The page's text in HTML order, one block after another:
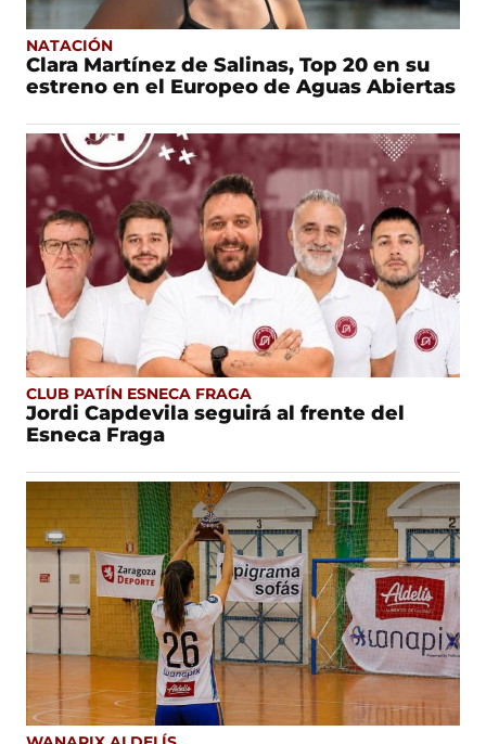
NATACIÓN
Clara Martínez de Salinas, Top 20 en su
estreno en el Europeo de Aguas Abiertas
CLUB PATÍN ESNECA FRAGA
Jordi Capdevila seguirá al frente del
Esneca Fraga